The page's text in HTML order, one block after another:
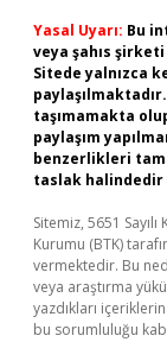
Yasal Uyarı: Bu
veya şahıs
Sitede yalnızca
taşımamakta
paylaşım
benzerlikleri
taslak halindedir
Sitemiz, 5651
Kurumu (BTK)
vermektedir. Bu
veya araştırma
yazdıkları
bu sorumluluğu